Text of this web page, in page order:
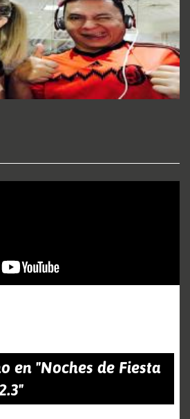
en "Noches de Fiesta